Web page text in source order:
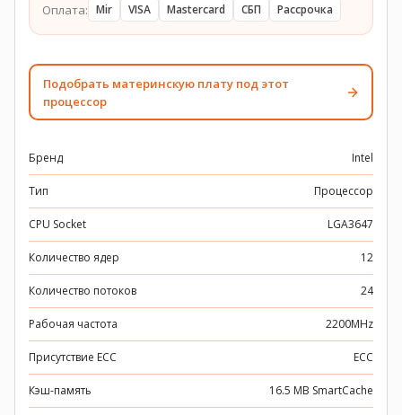
Оплата: Mir VISA Mastercard СБП Рассрочка
Подобрать материнскую плату под этот
процессор
Бренд Intel
Тип Процессор
CPU Socket LGA3647
Количество ядер 12
Количество потоков 24
Рабочая частота 2200MHz
Присутствие ECC ECC
Кэш-память 16.5 MB SmartCache